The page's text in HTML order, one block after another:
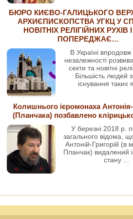
БЮРО КИЄВО-ГАЛИЦЬКОГО
АРХИЄПИСКОПСТВА УГКЦ У
НОВІТНІХ РЕЛІГІЙНИХ РУХІВ
ПОПЕРЕДЖАЄ…
В Україні впродовж
незалежності
секти та новітні
Більшість людей
існування таких
Колишнього ієромонаха Антонія-
(Планчака) позбавлено
У березні 2018 р.
загального відома,
Антоній-Григорій (в
Планчак) видалений
стану